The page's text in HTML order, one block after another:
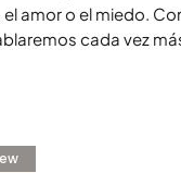
amor o el miedo.
cada vez